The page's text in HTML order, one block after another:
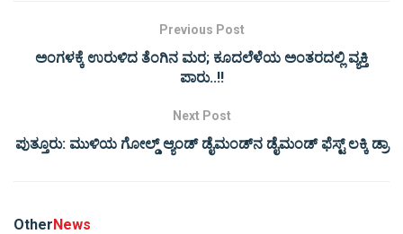
Previous Post
ಅಂಗಳಕ್ಕೆ ಉರುಳಿದ ತೆಂಗಿನ ಮರ; ಕೂದಲೆಳೆಯ ಅಂತರದಲ್ಲಿ ವ್ಯಕ್ತಿ
ಪಾರು..!!
Next Post
ಪುತ್ತೂರು: ಮುಳಿಯ ಗೋಲ್ಡ್ ಆ್ಯಂಡ್ ಡೈಮಂಡ್‌ನ ಡೈಮಂಡ್ ಫೆಸ್ಟ್‌ ಲಕ್ಕಿ ಡ್ರಾ
OtherNews